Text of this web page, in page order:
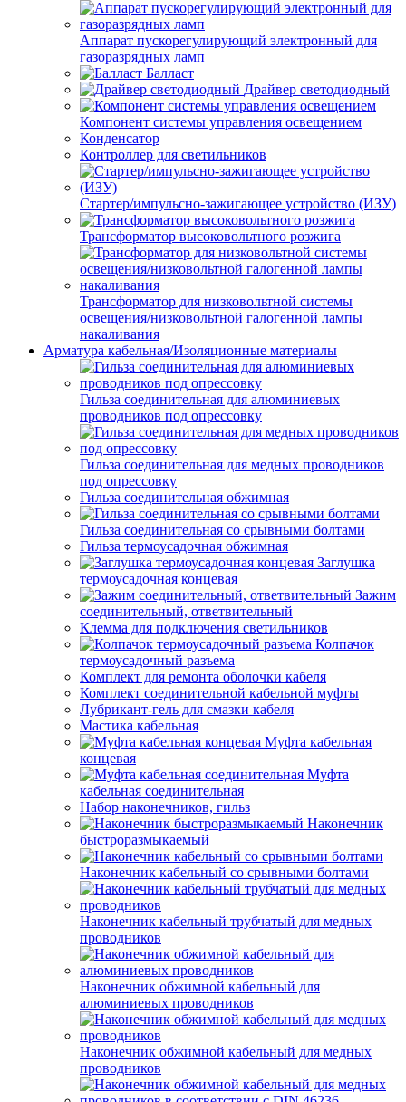
Аппарат пускорегулирующий электронный для
газоразрядных ламп
Балласт
Драйвер светодиодный
Компонент системы управления освещением
Конденсатор
Контроллер для светильников
Стартер/импульсно-зажигающее устройство (ИЗУ)
Трансформатор высоковольтного розжига
Трансформатор для низковольтной системы
освещения/низковольтной галогенной лампы
накаливания
Арматура кабельная/Изоляционные материалы
Гильза соединительная для алюминиевых
проводников под опрессовку
Гильза соединительная для медных проводников
под опрессовку
Гильза соединительная обжимная
Гильза соединительная со срывными болтами
Гильза термоусадочная обжимная
Заглушка
термоусадочная концевая
Зажим
соединительный, ответвительный
Клемма для подключения светильников
Колпачок
термоусадочный разъема
Комплект для ремонта оболочки кабеля
Комплект соединительной кабельной муфты
Лубрикант-гель для смазки кабеля
Мастика кабельная
Муфта кабельная
концевая
Муфта
кабельная соединительная
Набор наконечников, гильз
Наконечник
быстроразмыкаемый
Наконечник кабельный со срывными болтами
Наконечник кабельный трубчатый для медных
проводников
Наконечник обжимной кабельный для
алюминиевых проводников
Наконечник обжимной кабельный для медных
проводников